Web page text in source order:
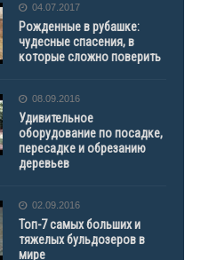
04.07.2017
Рожденные в рубашке:
чудесные спасения, в
которые сложно поверить
08.09.2016
Удивительное
оборудование по посадке,
пересадке и обрезанию
деревьев
02.09.2016
Топ-7 самых больших и
тяжелых бульдозеров в
мире